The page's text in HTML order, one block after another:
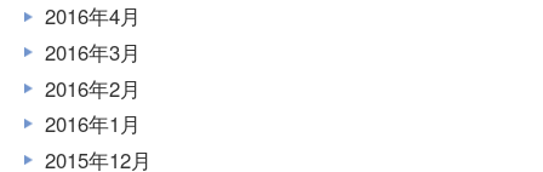
2016年4月
2016年3月
2016年2月
2016年1月
2015年12月